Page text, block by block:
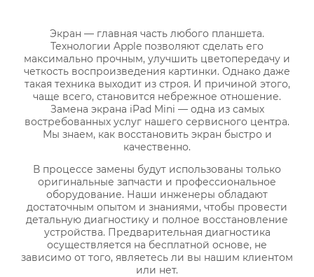
Экран — главная часть любого планшета.
Технологии Apple позволяют сделать его
максимально прочным, улучшить цветопередачу и
четкость воспроизведения картинки. Однако даже
такая техника выходит из строя. И причиной этого,
чаще всего, становится небрежное отношение.
Замена экрана iPad Mini — одна из самых
востребованных услуг нашего сервисного центра.
Мы знаем, как восстановить экран быстро и
качественно.
В процессе замены будут использованы только
оригинальные запчасти и профессиональное
оборудование. Наши инженеры обладают
достаточным опытом и знаниями, чтобы провести
детальную диагностику и полное восстановление
устройства. Предварительная диагностика
осуществляется на бесплатной основе, не
зависимо от того, являетесь ли вы нашим клиентом
или нет.